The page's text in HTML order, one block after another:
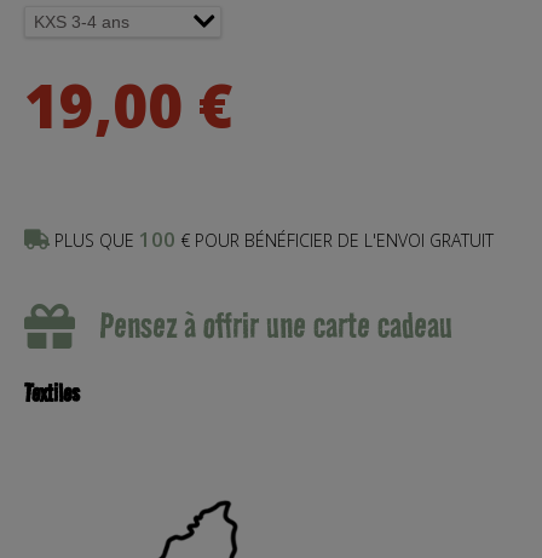
19,00 €
PLUS QUE 100 € POUR BÉNÉFICIER DE L'ENVOI GRATUIT
Pensez à offrir une carte cadeau
Textiles